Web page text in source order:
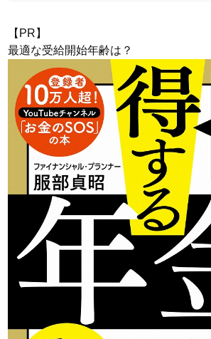
【PR】
最適な受給開始年齢は？